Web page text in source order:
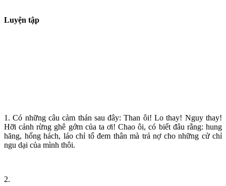
Luyện tập
1. Có những câu cảm thán sau đây: Than ôi! Lo thay! Nguy thay!
Hỡi cảnh rừng ghê gớm của ta ơi! Chao ôi, có biết đâu rằng: hung
hăng, hống hách, láo chỉ tổ đem thân mà trả nợ cho những cử chỉ
ngu dại của mình thôi.
2.